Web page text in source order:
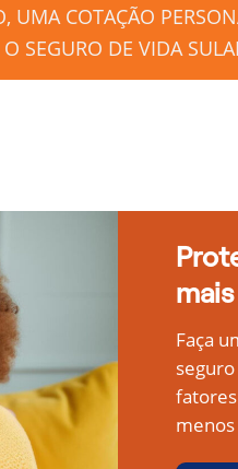
UMA COTAÇÃO
SEGURO DE VIDA
Faça